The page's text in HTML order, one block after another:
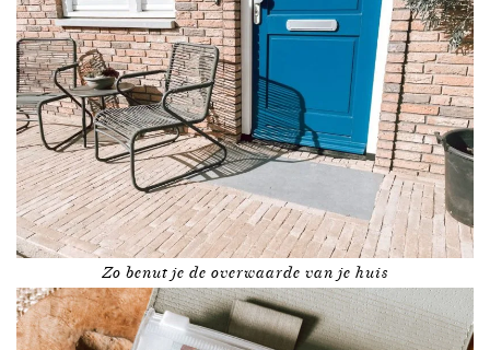
Zo benut je de overwaarde van je huis